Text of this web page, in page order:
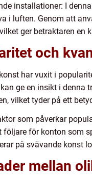
installationer: I
i luften. Genom att
ger betraktaren en
och
har vuxit i
ge en insikt i denna
vilket tyder på ett
som påverkar
följare för konton som
på svävande konst
mellan